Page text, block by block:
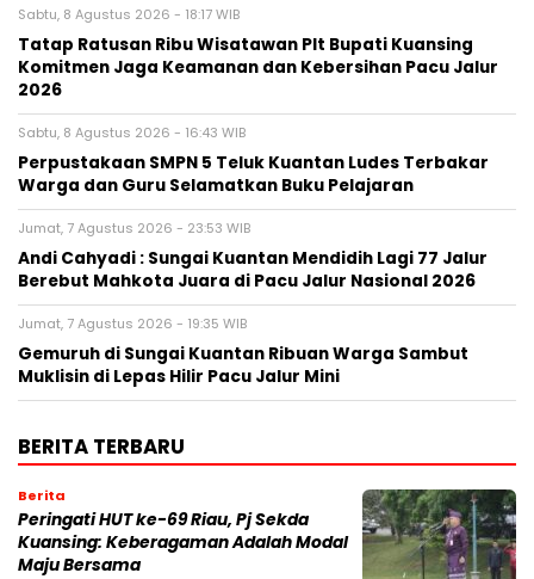
Sabtu, 8 Agustus 2026 - 18:17 WIB
Tatap Ratusan Ribu Wisatawan Plt Bupati Kuansing
Komitmen Jaga Keamanan dan Kebersihan Pacu Jalur
2026
Sabtu, 8 Agustus 2026 - 16:43 WIB
Perpustakaan SMPN 5 Teluk Kuantan Ludes Terbakar
Warga dan Guru Selamatkan Buku Pelajaran
Jumat, 7 Agustus 2026 - 23:53 WIB
Andi Cahyadi : Sungai Kuantan Mendidih Lagi 77 Jalur
Berebut Mahkota Juara di Pacu Jalur Nasional 2026
Jumat, 7 Agustus 2026 - 19:35 WIB
Gemuruh di Sungai Kuantan Ribuan Warga Sambut
Muklisin di Lepas Hilir Pacu Jalur Mini
BERITA TERBARU
Berita
Peringati HUT ke-69 Riau, Pj Sekda
Kuansing: Keberagaman Adalah Modal
Maju Bersama